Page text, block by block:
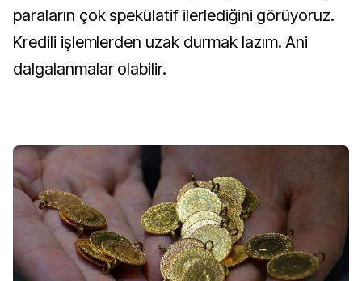
paraların çok spekülatif ilerlediğini görüyoruz.
Kredili işlemlerden uzak durmak lazım. Ani
dalgalanmalar olabilir.